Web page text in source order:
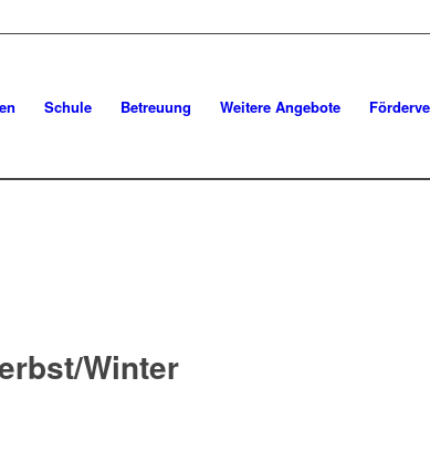
Schule Betreuung Weitere Angebote
Winter